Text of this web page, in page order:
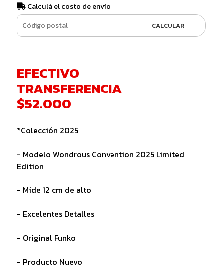
Calculá el costo de envío
CALCULAR
EFECTIVO
TRANSFERENCIA
$52.000
*Colección 2025
- Modelo Wondrous Convention 2025 Limited
Edition
- Mide 12 cm de alto
- Excelentes Detalles
- Original Funko
- Producto Nuevo